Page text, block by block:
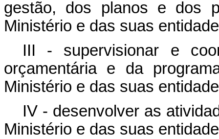
gestão, dos planos e dos
Ministério e das suas
III - supervisionar e
orçamentária e da
Ministério e das suas
IV - desenvolver as
Ministério e das suas